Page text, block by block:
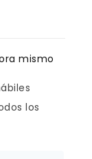
mismo
los